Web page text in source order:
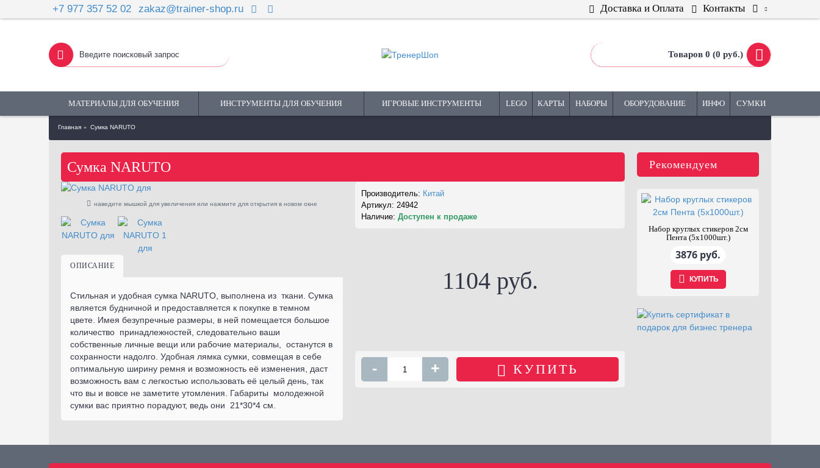
+7 977 357 52 02 zakaz@trainer-shop.ru Доставка и Оплата Контакты
Товаров 0 (0 руб.)
МАТЕРИАЛЫ ДЛЯ ОБУЧЕНИЯ ИНСТРУМЕНТЫ ДЛЯ ОБУЧЕНИЯ ИГРОВЫЕ ИНСТРУМЕНТЫ LEGO КАРТЫ НАБОРЫ ОБОРУДОВАНИЕ ИНФО СУМКИ
Главная Сумка NARUTO
Рекомендуем
Набор игр ZOOM
10937 руб.
Сумка NARUTO
наведите мышкой для увеличения или нажмите для открытия в новом окне
ОПИСАНИЕ
Стильная и удобная сумка NARUTO, выполнена из ткани. Сумка
является будничной и предоставляется к покупке в темном
цвете. Имея безупречные размеры, в ней помещается большое
количество принадлежностей, следовательно ваши
собственные личные вещи или рабочие материалы, останутся в
сохранности надолго. Удобная лямка сумки, совмещая в себе
оптимальную ширину ремня и возможность её изменения, даст
возможность вам с легкостью использовать её целый день, так
что вы и вовсе не заметите утомления. Габариты молодежной
сумки вас приятно порадуют, ведь они 21*30*4 см.
Производитель: Китай
Артикул: 24942
Наличие: Доступен к продаже
1104 руб.
- + КУПИТЬ